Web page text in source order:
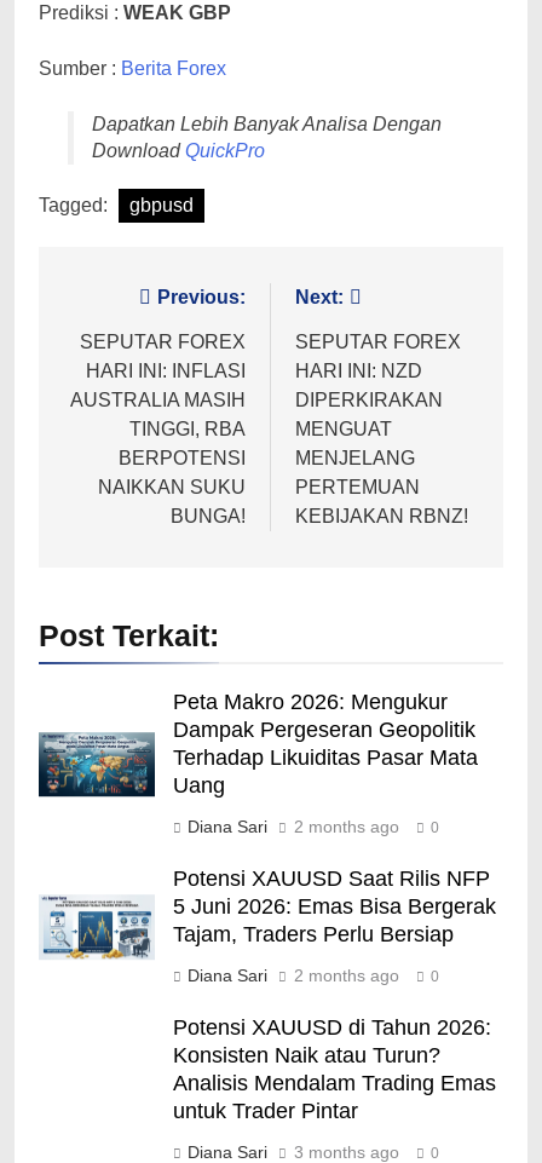
Prediksi : WEAK GBP
Sumber : Berita Forex
Dapatkan Lebih Banyak Analisa Dengan
DownloadQuickPro
Tagged: gbpusd
navigation
Previous:
SEPUTAR FOREX
HARI INI: INFLASI
AUSTRALIA MASIH
TINGGI, RBA
BERPOTENSI
NAIKKAN SUKU
BUNGA!
Next:
SEPUTAR FOREX
HARI INI: NZD
DIPERKIRAKAN
MENGUAT
MENJELANG
PERTEMUAN
KEBIJAKAN RBNZ!
Post Terkait:
Peta Makro 2026: Mengukur
Dampak Pergeseran Geopolitik
Terhadap Likuiditas Pasar Mata
Uang
Diana Sari 2 months ago 0
Potensi XAUUSD Saat Rilis NFP
5 Juni 2026: Emas Bisa Bergerak
Tajam, Traders Perlu Bersiap
Diana Sari 2 months ago 0
Potensi XAUUSD di Tahun 2026:
Konsisten Naik atau Turun?
Analisis Mendalam Trading Emas
untuk Trader Pintar
Diana Sari 3 months ago 0